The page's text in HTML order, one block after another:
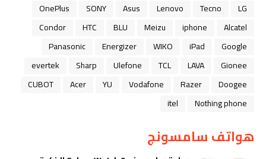
LG
Tecno
Lenovo
Asus
SONY
OnePlus
Alcatel
iphone
Meizu
BLU
HTC
Condor
Google
iPad
WIKO
Energizer
Panasonic
Gionee
LAVA
TCL
Ulefone
Sharp
evertek
Doogee
Razer
Vodafone
YU
Acer
CUBOT
Nothing phone
itel
هواتف سامسونج